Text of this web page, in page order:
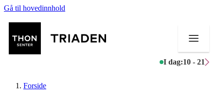
Gå til hovedinnhold
I dag:10 - 21
Forside